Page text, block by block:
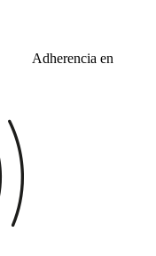
Adherencia en